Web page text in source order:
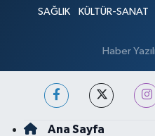
SAĞLIK
KÜLTÜR-SANAT
Haber
Ana Sayfa